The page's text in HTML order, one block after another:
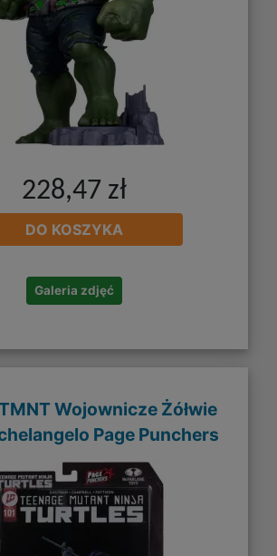
228,47 zł
DO KOSZYKA
Galeria zdjęć
Wojownicze Żółwie
Page Punchers